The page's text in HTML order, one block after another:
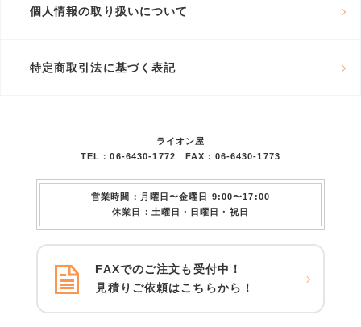
個人情報の取り扱いについて
特定商取引法に基づく表記
ライオン屋
TEL：06-6430-1772 FAX：06-6430-1773
営業時間：月曜日〜金曜日 9:00〜17:00
休業日：土曜日・日曜日・祝日
FAXでのご注文も受付中！
見積りご依頼はこちらから！